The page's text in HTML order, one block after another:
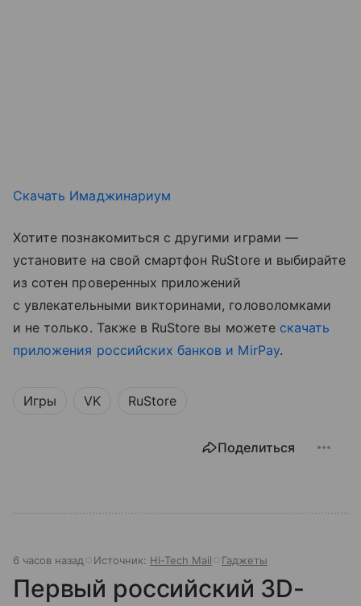
Скачать Имаджинариум
Хотите познакомиться с другими играми —
установите на свой смартфон RuStore и выбирайте
из сотен проверенных приложений
с увлекательными викторинами, головоломками
и не только. Также в RuStore вы можете скачать
приложения российских банков и MirPay.
Игры VK RuStore
Поделиться
6 часов назад Источник: Hi-Tech Mail Гаджеты
Первый российский 3D-